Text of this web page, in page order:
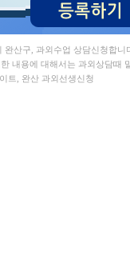
이** 수학/영어 , 이** 수
임** 과학/수학 , 조** 수
민** 과학/영어 , 박**
송* 영어/과학 , 김** 수
이** 영어 , 양** 영어
변** 수학/과학 , 석** 수
산구, 과외수업 상담신청합
내용에 대해서는 과외상담때
트, 완산 과외선생신청